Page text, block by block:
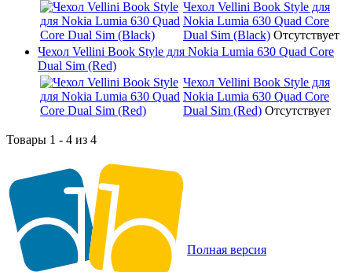
Чехол Vellini Book Style для
Nokia Lumia 630 Quad Core
Dual Sim (Black) Отсутствует
Чехол Vellini Book Style для Nokia Lumia 630 Quad Core
Dual Sim (Red)
Чехол Vellini Book Style для
Nokia Lumia 630 Quad Core
Dual Sim (Red) Отсутствует
Товары 1 - 4 из 4
Полная версия